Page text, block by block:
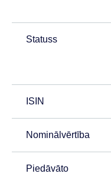
Statuss
ISIN
Nominālvērtība
Piedāvāto